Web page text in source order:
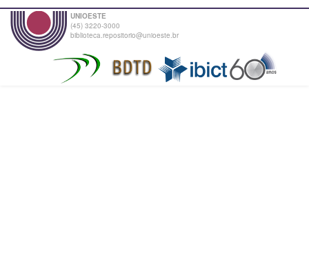
UNIOESTE
(45) 3220-3000
biblioteca.repositorio@unioeste.br